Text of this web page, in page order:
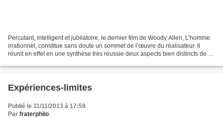
Percutant, intelligent et jubilatoire, le dernier film de Woody Allen, L’homme
irrationnel, constitue sans doute un sommet de l’œuvre du réalisateur. Il
réunit en effet en une synthèse très réussie deux aspects bien distincts de sa
Expériences-limites
Publié le 11/11/2013 à 17:59
Par fraterphilo